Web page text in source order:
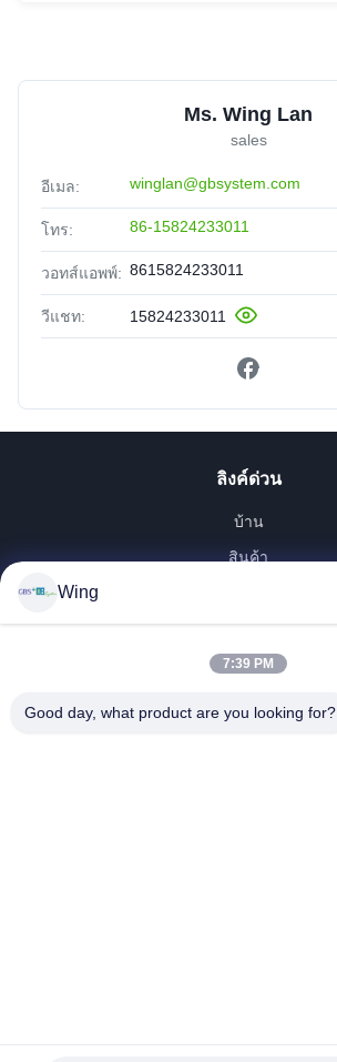
Ms. Wing Lan
sales
อีเมล: winglan@gbsystem.com
โทร: 86-15824233011
วอทส์แอพพ์: 8615824233011
วีแชท: 15824233011
ลิงค์ด่วน
บ้าน
สินค้า
รายการ VR
เกี่ยวกับเรา
Wing
7:39 PM
Good day, what product are you looking for?